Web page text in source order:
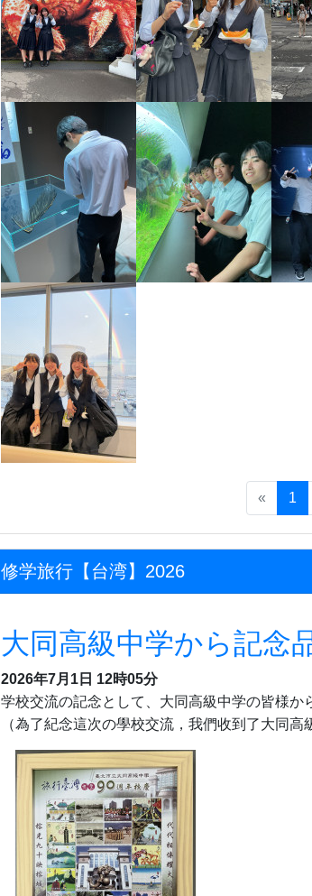
« 1
修学旅行【台湾】2026
大同高級中学から記念
2026年7月1日 12時05分
学校交流の記念として、大同高級中学の皆様か
（為了紀念這次の學校交流，我們收到了大同